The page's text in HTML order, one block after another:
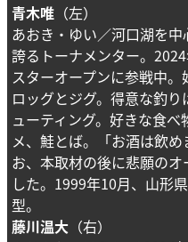
青木唯 （左）
あおき・ゆい／河口湖を
誇るトーナメンター。
スターオープンに参戦中
ロッグとジグ。得意な釣
ューティング。好きな食べ
メ、鮭とば。「お酒は飲
お、本取材の後に悲願の
した。1999年10月、山形
型。
藤川温大 （右）